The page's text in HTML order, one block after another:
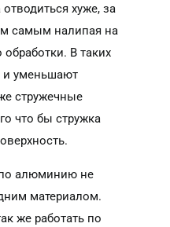
хуже, за
самым налипая на
В таких
и уменьшают
стружечные
что бы стружка
алюминию не
материалом.
же работать по